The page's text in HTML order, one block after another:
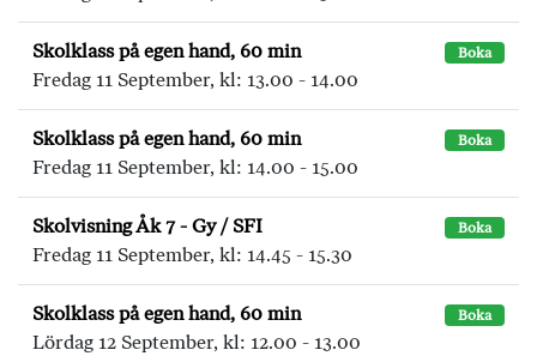
Skolklass på egen hand, 60 min Boka
Fredag 11 September, kl: 13.00 - 14.00
Skolklass på egen hand, 60 min Boka
Fredag 11 September, kl: 14.00 - 15.00
Skolvisning Åk 7 - Gy / SFI Boka
Fredag 11 September, kl: 14.45 - 15.30
Skolklass på egen hand, 60 min Boka
Lördag 12 September, kl: 12.00 - 13.00